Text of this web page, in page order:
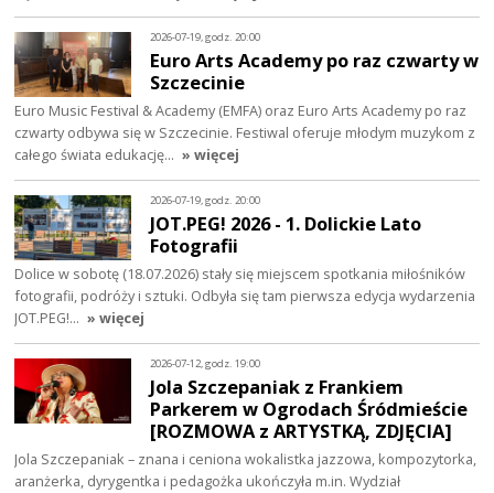
2026-07-19, godz. 20:00
Euro Arts Academy po raz czwarty w
Szczecinie
Euro Music Festival & Academy (EMFA) oraz Euro Arts Academy po raz
czwarty odbywa się w Szczecinie. Festiwal oferuje młodym muzykom z
całego świata edukację… » więcej
2026-07-19, godz. 20:00
JOT.PEG! 2026 - 1. Dolickie Lato
Fotografii
Dolice w sobotę (18.07.2026) stały się miejscem spotkania miłośników
fotografii, podróży i sztuki. Odbyła się tam pierwsza edycja wydarzenia
JOT.PEG!… » więcej
2026-07-12, godz. 19:00
Jola Szczepaniak z Frankiem
Parkerem w Ogrodach Śródmieście
[ROZMOWA z ARTYSTKĄ, ZDJĘCIA]
Jola Szczepaniak – znana i ceniona wokalistka jazzowa, kompozytorka,
aranżerka, dyrygentka i pedagożka ukończyła m.in. Wydział